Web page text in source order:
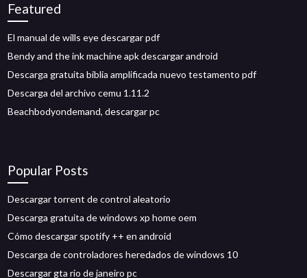
Featured
El manual de wills eye descargar pdf
Bendy and the ink machine apk descargar android
Descarga gratuita biblia amplificada nuevo testamento pdf
Descarga del archivo cemu 1.11.2
Beachbodyondemand, descargar pc
Popular Posts
Descargar torrent de control aleatorio
Descarga gratuita de windows xp home oem
Cómo descargar spotify ++ en android
Descarga de controladores heredados de windows 10
Descargar gta rio de janeiro pc